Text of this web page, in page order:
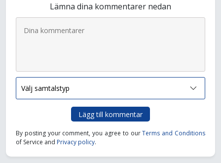
Lämna dina kommentarer nedan
Lägg till kommentar
By posting your comment, you agree to ourTerms and Conditions
of Service and Privacy policy.